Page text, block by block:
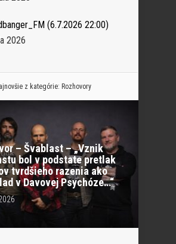
(6.7.2026 22:00)
2026
z kategórie: Rozhovory
– Švablast – „Vznik
bol v podstate pretlak
tvrdšieho razenia ako
v Davovej Psychóze…“